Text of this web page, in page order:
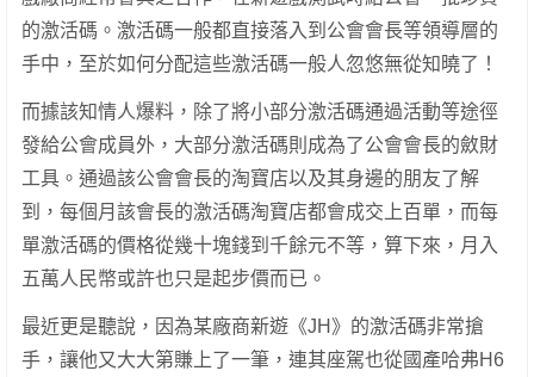
的激活碼。激活碼一般都直接落入到公會會長等領導層的
手中，至於如何分配這些激活碼一般人忽悠無從知曉了！
而據該知情人爆料，除了將小部分激活碼通過活動等途徑
發給公會成員外，大部分激活碼則成為了公會會長的斂財
工具。通過該公會會長的淘寶店以及其身邊的朋友了解
到，每個月該會長的激活碼淘寶店都會成交上百單，而每
單激活碼的價格從幾十塊錢到千餘元不等，算下來，月入
五萬人民幣或許也只是起步價而已。
最近更是聽說，因為某廠商新遊《JH》的激活碼非常搶
手，讓他又大大第賺上了一筆，連其座駕也從國產哈弗H6